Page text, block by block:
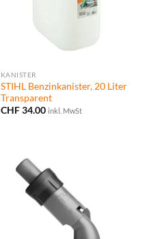
KANISTER
STIHL Benzinkanister, 20 Liter
Transparent
CHF34.00 inkl. MwSt